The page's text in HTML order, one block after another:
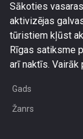
Sākoties
aktivizējas
tūristiem kļūst
Rīgas satiksme
arī naktīs.
Gads
Žanrs